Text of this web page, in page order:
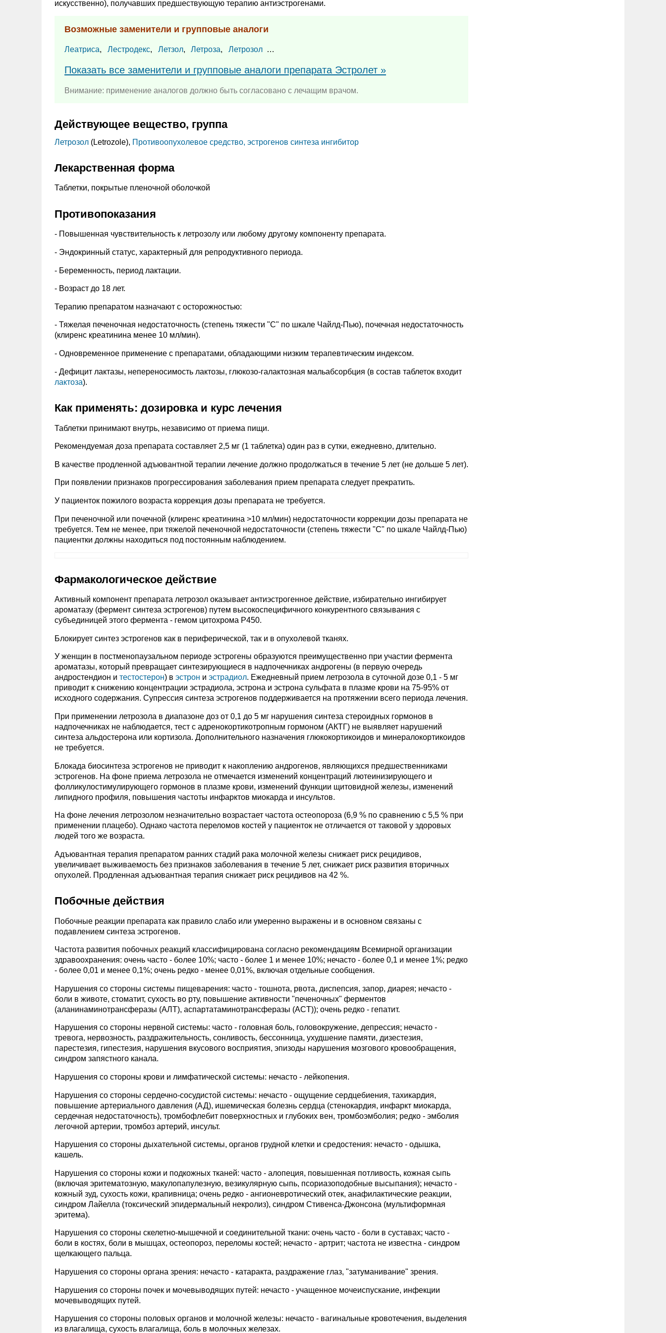
искусственно), получавших предшествующую терапию антиэстрогенами.
Возможные заменители и групповые аналоги
Леатриса, Лестродекс, Летзол, Летроза, Летрозол …
Показать все заменители и групповые аналоги препарата Эстролет »
Внимание: применение аналогов должно быть согласовано с лечащим врачом.
Действующее вещество, группа
Летрозол (Letrozole), Противоопухолевое средство, эстрогенов синтеза ингибитор
Лекарственная форма
Таблетки, покрытые пленочной оболочкой
Противопоказания
- Повышенная чувствительность к летрозолу или любому другому компоненту препарата.
- Эндокринный статус, характерный для репродуктивного периода.
- Беременность, период лактации.
- Возраст до 18 лет.
Терапию препаратом назначают с осторожностью:
- Тяжелая печеночная недостаточность (степень тяжести "С" по шкале Чайлд-Пью), почечная недостаточность
(клиренс креатинина менее 10 мл/мин).
- Одновременное применение с препаратами, обладающими низким терапевтическим индексом.
- Дефицит лактазы, непереносимость лактозы, глюкозо-галактозная мальабсорбция (в состав таблеток входит
лактоза).
Как применять: дозировка и курс лечения
Таблетки принимают внутрь, независимо от приема пищи.
Рекомендуемая доза препарата составляет 2,5 мг (1 таблетка) один раз в сутки, ежедневно, длительно.
В качестве продленной адъювантной терапии лечение должно продолжаться в течение 5 лет (не дольше 5 лет).
При появлении признаков прогрессирования заболевания прием препарата следует прекратить.
У пациенток пожилого возраста коррекция дозы препарата не требуется.
При печеночной или почечной (клиренс креатинина >10 мл/мин) недостаточности коррекции дозы препарата не
требуется. Тем не менее, при тяжелой печеночной недостаточности (степень тяжести "С" по шкале Чайлд-Пью)
пациентки должны находиться под постоянным наблюдением.
Фармакологическое действие
Активный компонент препарата летрозол оказывает антиэстрогенное действие, избирательно ингибирует
ароматазу (фермент синтеза эстрогенов) путем высокоспецифичного конкурентного связывания с
субъединицей этого фермента - гемом цитохрома Р450.
Блокирует синтез эстрогенов как в периферической, так и в опухолевой тканях.
У женщин в постменопаузальном периоде эстрогены образуются преимущественно при участии фермента
ароматазы, который превращает синтезирующиеся в надпочечниках андрогены (в первую очередь
андростендион и тестостерон) в эстрон и эстрадиол. Ежедневный прием летрозола в суточной дозе 0,1 - 5 мг
приводит к снижению концентрации эстрадиола, эстрона и эстрона сульфата в плазме крови на 75-95% от
исходного содержания. Супрессия синтеза эстрогенов поддерживается на протяжении всего периода лечения.
При применении летрозола в диапазоне доз от 0,1 до 5 мг нарушения синтеза стероидных гормонов в
надпочечниках не наблюдается, тест с адренокортикотропным гормоном (АКТГ) не выявляет нарушений
синтеза альдостерона или кортизола. Дополнительного назначения глюкокортикоидов и минералокортикоидов
не требуется.
Блокада биосинтеза эстрогенов не приводит к накоплению андрогенов, являющихся предшественниками
эстрогенов. На фоне приема летрозола не отмечается изменений концентраций лютеинизирующего и
фолликулостимулирующего гормонов в плазме крови, изменений функции щитовидной железы, изменений
липидного профиля, повышения частоты инфарктов миокарда и инсультов.
На фоне лечения летрозолом незначительно возрастает частота остеопороза (6,9 % по сравнению с 5,5 % при
применении плацебо). Однако частота переломов костей у пациенток не отличается от таковой у здоровых
людей того же возраста.
Адъювантная терапия препаратом ранних стадий рака молочной железы снижает риск рецидивов,
увеличивает выживаемость без признаков заболевания в течение 5 лет, снижает риск развития вторичных
опухолей. Продленная адъювантная терапия снижает риск рецидивов на 42 %.
Побочные действия
Побочные реакции препарата как правило слабо или умеренно выражены и в основном связаны с
подавлением синтеза эстрогенов.
Частота развития побочных реакций классифицирована согласно рекомендациям Всемирной организации
здравоохранения: очень часто - более 10%; часто - более 1 и менее 10%; нечасто - более 0,1 и менее 1%; редко
- более 0,01 и менее 0,1%; очень редко - менее 0,01%, включая отдельные сообщения.
Нарушения со стороны системы пищеварения: часто - тошнота, рвота, диспепсия, запор, диарея; нечасто -
боли в животе, стоматит, сухость во рту, повышение активности "печеночных" ферментов
(аланинаминотрансферазы (АЛТ), аспартатаминотрансферазы (ACT)); очень редко - гепатит.
Нарушения со стороны нервной системы: часто - головная боль, головокружение, депрессия; нечасто -
тревога, нервозность, раздражительность, сонливость, бессонница, ухудшение памяти, дизестезия,
парестезия, гипестезия, нарушения вкусового восприятия, эпизоды нарушения мозгового кровообращения,
синдром запястного канала.
Нарушения со стороны крови и лимфатической системы: нечасто - лейкопения.
Нарушения со стороны сердечно-сосудистой системы: нечасто - ощущение сердцебиения, тахикардия,
повышение артериального давления (АД), ишемическая болезнь сердца (стенокардия, инфаркт миокарда,
сердечная недостаточность), тромбофлебит поверхностных и глубоких вен, тромбоэмболия; редко - эмболия
легочной артерии, тромбоз артерий, инсульт.
Нарушения со стороны дыхательной системы, органов грудной клетки и средостения: нечасто - одышка,
кашель.
Нарушения со стороны кожи и подкожных тканей: часто - алопеция, повышенная потливость, кожная сыпь
(включая эритематозную, макулопапулезную, везикулярную сыпь, псориазоподобные высыпания); нечасто -
кожный зуд, сухость кожи, крапивница; очень редко - ангионевротический отек, анафилактические реакции,
синдром Лайелла (токсический эпидермальный некролиз), синдром Стивенса-Джонсона (мультиформная
эритема).
Нарушения со стороны скелетно-мышечной и соединительной ткани: очень часто - боли в суставах; часто -
боли в костях, боли в мышцах, остеопороз, переломы костей; нечасто - артрит; частота не известна - синдром
щелкающего пальца.
Нарушения со стороны органа зрения: нечасто - катаракта, раздражение глаз, "затуманивание" зрения.
Нарушения со стороны почек и мочевыводящих путей: нечасто - учащенное мочеиспускание, инфекции
мочевыводящих путей.
Нарушения со стороны половых органов и молочной железы: нечасто - вагинальные кровотечения, выделения
из влагалища, сухость влагалища, боль в молочных железах.